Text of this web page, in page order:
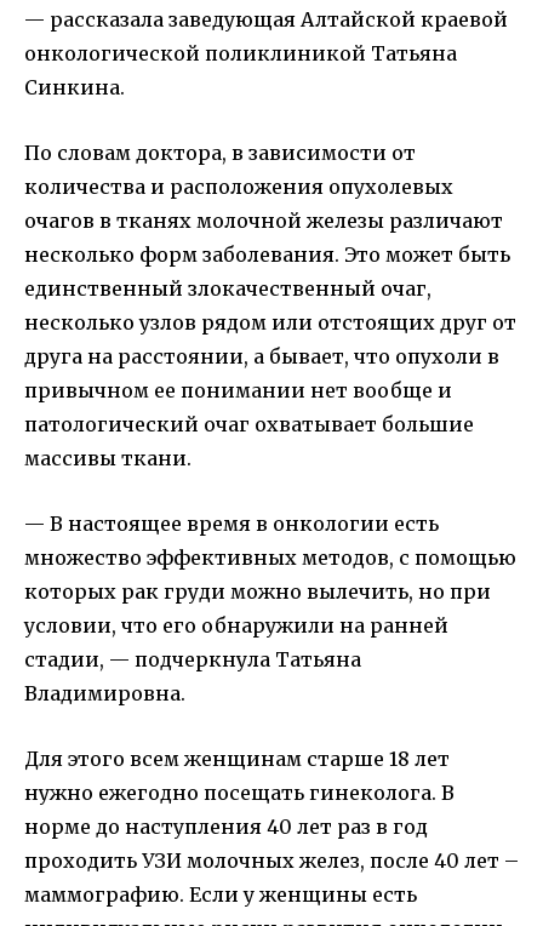
— рассказала заведующая Алтайской краевой
онкологической поликлиникой Татьяна
Синкина.
По словам доктора, в зависимости от
количества и расположения опухолевых
очагов в тканях молочной железы различают
несколько форм заболевания. Это может быть
единственный злокачественный очаг,
несколько узлов рядом или отстоящих друг от
друга на расстоянии, а бывает, что опухоли в
привычном ее понимании нет вообще и
патологический очаг охватывает большие
массивы ткани.
— В настоящее время в онкологии есть
множество эффективных методов, с помощью
которых рак груди можно вылечить, но при
условии, что его обнаружили на ранней
стадии, — подчеркнула Татьяна
Владимировна.
Для этого всем женщинам старше 18 лет
нужно ежегодно посещать гинеколога. В
норме до наступления 40 лет раз в год
проходить УЗИ молочных желез, после 40 лет –
маммографию. Если у женщины есть